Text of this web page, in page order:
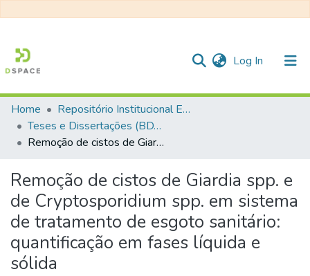
Log In (current)
Communities & Collections
All of DSpace
Statistics
Home
Repositório Institucional EESC
Teses e Dissertações (BDTD USP)
Remoção de cistos de Giardia spp. e de Cryptosporidium spp. em sistema de tratamento de esgoto sanitário: quantificação em fases líquida e sólida
Remoção de cistos de Giardia spp. e
de Cryptosporidium spp. em sistema
de tratamento de esgoto sanitário:
quantificação em fases líquida e
sólida